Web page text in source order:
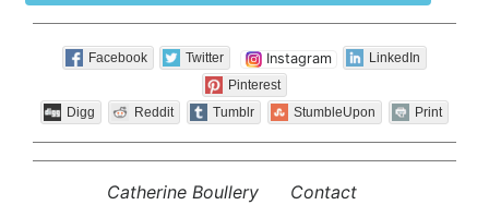
Facebook Twitter Instagram
LinkedIn
Pinterest
Digg
Reddit Tumblr StumbleUpon Print
Catherine Boullery
Contact